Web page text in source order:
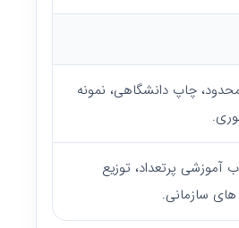
چاپ دانشگاهی، نمونه
آموزشی پرتعداد، توزیع
سازمانی.